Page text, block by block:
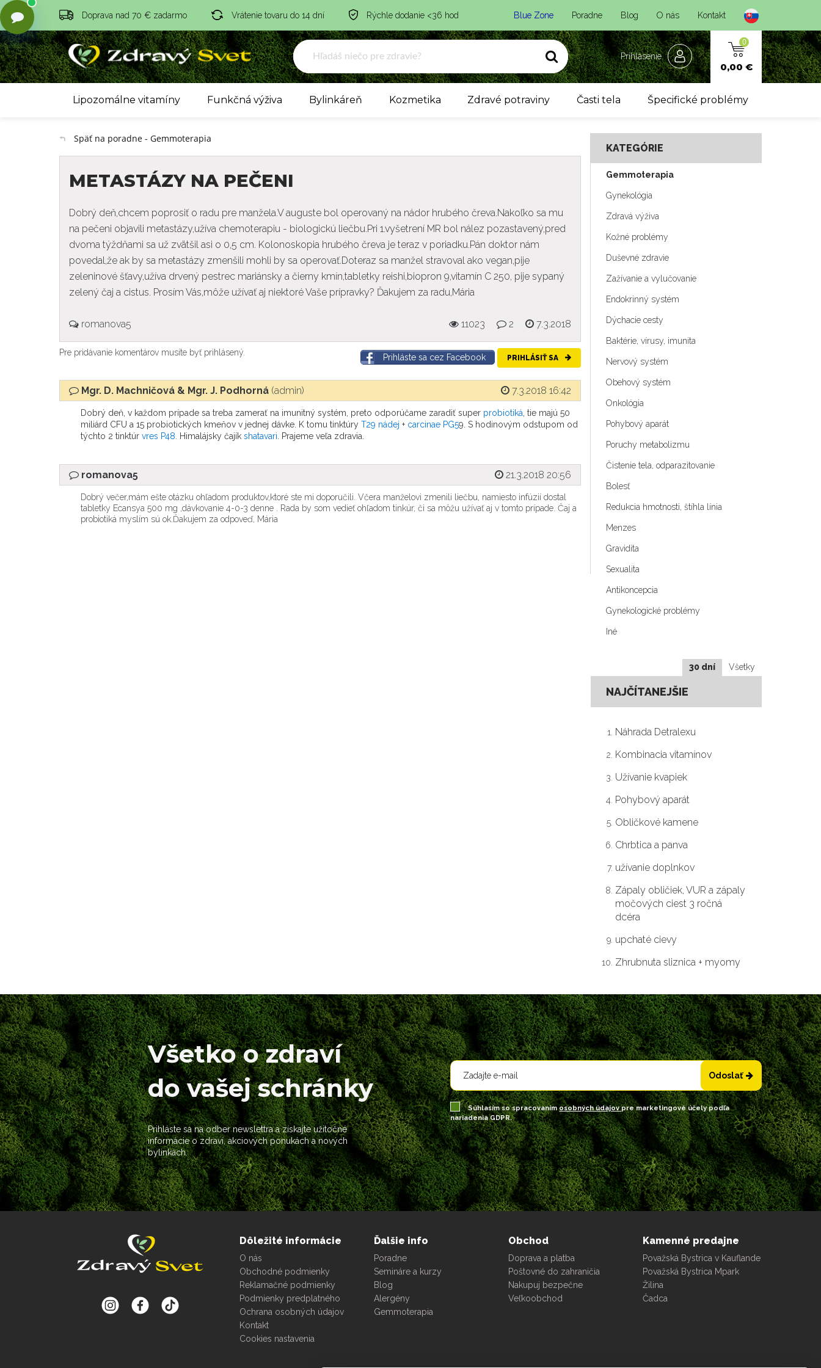
Doprava nad 70 € zadarmo Vrátenie tovaru do 14 dní Rýchle dodanie <36 hod Blue Zone Poradne Blog O nás Kontakt
0
0,00 €
Prihlásenie
Lipozomálne vitamíny Funkčná výživa Bylinkáreň Kozmetika Zdravé potraviny Časti tela Špecifické problémy
Späť na poradne - Gemmoterapia
METASTÁZY NA PEČENI
Dobrý deň,chcem poprosiť o radu pre manžela.V auguste bol operovaný na nádor hrubého čreva.Nakoľko sa mu
na pečeni objavili metastázy,užíva chemoterapiu - biologickú liečbu.Pri 1.vyšetrení MR bol nález pozastavený,pred
dvoma týždňami sa už zvätšil asi o 0,5 cm. Kolonoskopia hrubého čreva je teraz v poriadku.Pán doktor nám
povedal,že ak by sa metastázy zmenšili mohli by sa operovať.Doteraz sa manžel stravoval ako vegan,pije
zeleninové šťavy,užíva drvený pestrec mariánsky a čierny kmín,tabletky reishi,biopron 9,vitamín C 250, pije sypaný
zelený čaj a cistus. Prosím Vás,môže užívať aj niektoré Vaše prípravky? Ďakujem za radu,Mária
romanova5 11023 2 7.3.2018
Pre pridávanie komentárov musíte byť prihlásený. Prihláste sa cez Facebook PRIHLÁSIŤ SA
Mgr. D. Machničová & Mgr. J. Podhorná (admin) 7.3.2018 16:42
Dobrý deň, v každom prípade sa treba zamerať na imunitný systém, preto odporúčame zaradiť super probiotiká, tie majú 50
miliárd CFU a 15 probiotických kmeňov v jednej dávke. K tomu tinktúry T29 nádej + carcinae PG59. S hodinovým odstupom od
týchto 2 tinktúr vres P48. Himalájsky čajík shatavari. Prajeme veľa zdravia.
romanova5 21.3.2018 20:56
Dobrý večer,mám ešte otázku ohľadom produktov,ktoré ste mi doporučili. Včera manželovi zmenili liečbu, namiesto infúzií dostal
tabletky Ecansya 500 mg ,dávkovanie 4-0-3 denne . Rada by som vedieť ohľadom tinkúr, či sa môžu užívať aj v tomto prípade. Čaj a
probiotiká myslím sú ok.Ďakujem za odpoveď, Mária
KATEGÓRIE
Gemmoterapia
Gynekológia
Zdravá výživa
Kožné problémy
Duševné zdravie
Zažívanie a vylučovanie
Endokrinný systém
Dýchacie cesty
Baktérie, vírusy, imunita
Nervový systém
Obehový systém
Onkológia
Pohybový aparát
Poruchy metabolizmu
Čistenie tela, odparazitovanie
Bolesť
Redukcia hmotnosti, štíhla línia
Menzes
Gravidita
Sexualita
Antikoncepcia
Gynekologické problémy
Iné
30 dní Všetky
NAJČÍTANEJŠIE
Náhrada Detralexu
Kombinacia vitamínov
Užívanie kvapiek
Pohybový aparát
Obličkové kamene
Chrbtica a panva
užívanie doplnkov
Zápaly obličiek, VUR a zápaly
močových ciest 3 ročná
dcéra
upchaté cievy
Zhrubnuta sliznica + myomy
Všetko o zdraví
do vašej schránky
Prihláste sa na odber newslettra a získajte užitočné
informácie o zdraví, akciových ponukách a nových
bylinkách.
Odoslať
Súhlasím so spracovanímosobných údajovpre marketingové účely podľa
nariadenia GDPR.
Dôležité informácie
O nás
Obchodné podmienky
Reklamačné podmienky
Podmienky predplatného
Ochrana osobných údajov
Kontakt
Cookies nastavenia
Ďalšie info
Poradne
Semináre a kurzy
Blog
Alergény
Gemmoterapia
Obchod
Doprava a platba
Poštovné do zahraničia
Nakupuj bezpečne
Veľkoobchod
Kamenné predajne
Považská Bystrica v Kauflande
Považská Bystrica Mpark
Žilina
Čadca